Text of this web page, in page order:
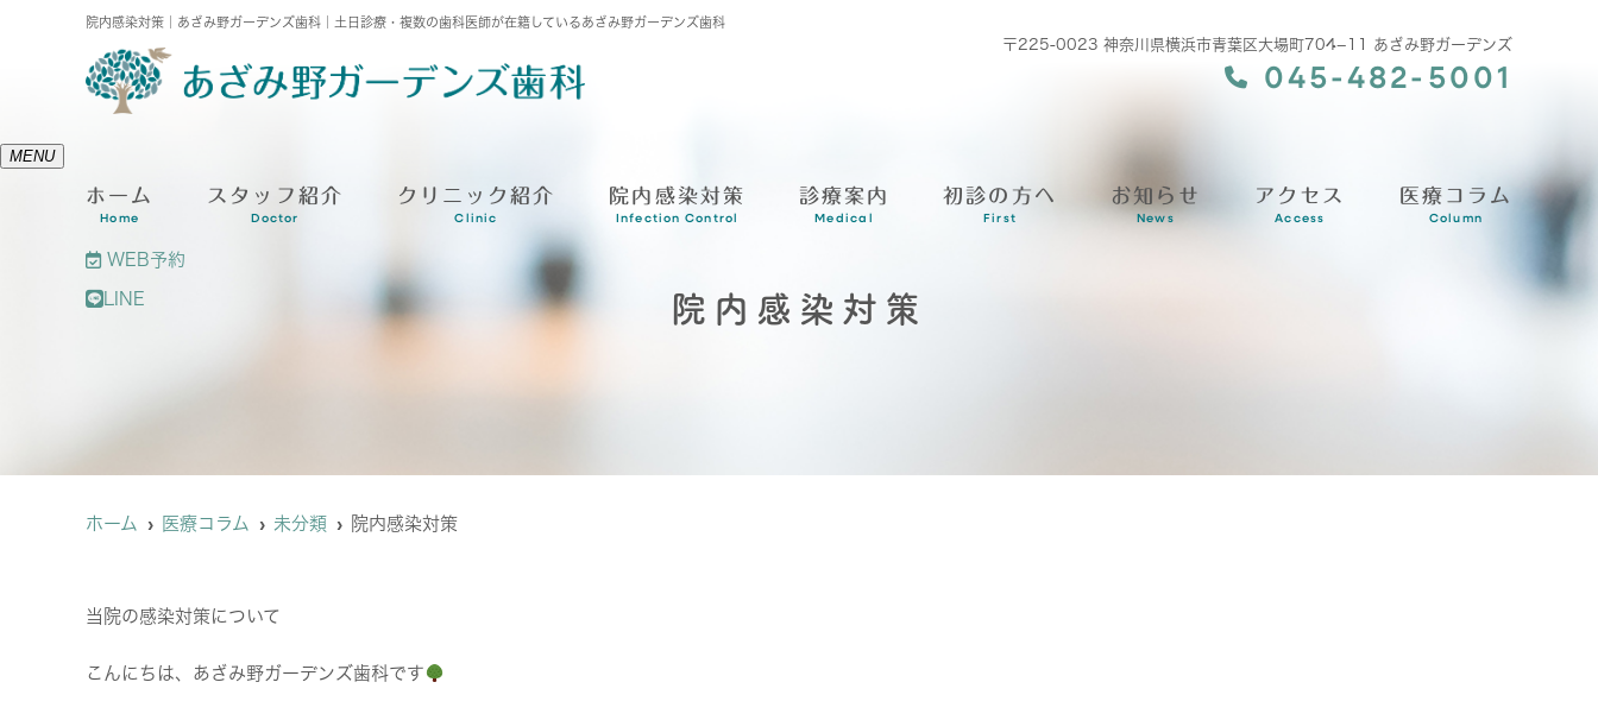
院内感染対策｜あざみ野ガーデンズ歯科｜土日診療・複数の歯科医師が在籍しているあざみ野ガーデンズ歯科
〒225-0023 神奈川県横浜市青葉区大場町704−11 あざみ野ガーデンズ
045-482-5001
MENU
ホーム
Home
スタッフ紹介
Doctor
クリニック紹介
Clinic
院内感染対策
Infection Control
診療案内
Medical
初診の方へ
First
お知らせ
News
アクセス
Access
医療コラム
Column
WEB予約
LINE 院内感染対策
ホーム 医療コラム 未分類 院内感染対策
当院の感染対策について
こんにちは、あざみ野ガーデンズ歯科です